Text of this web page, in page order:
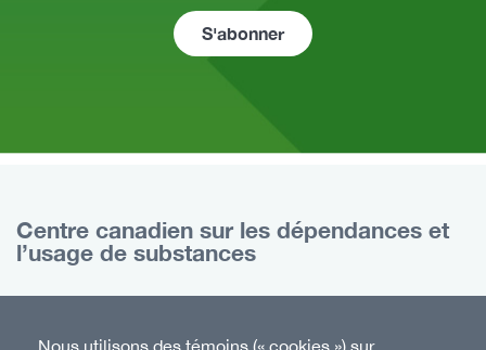
Nous utilisons des témoins (« cookies ») sur
S'abonner
Centre canadien sur les dépendances et
l’usage de substances